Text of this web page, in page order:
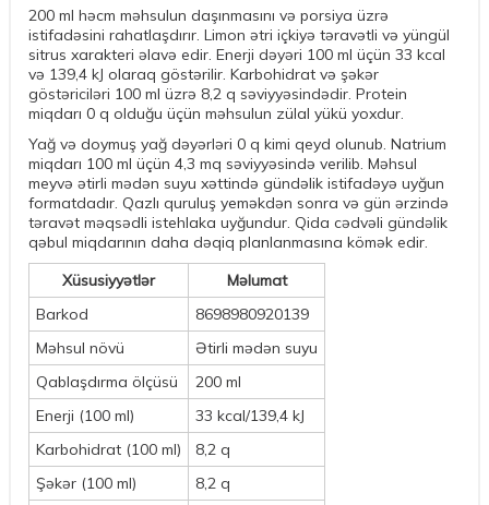
200 ml həcm məhsulun daşınmasını və porsiya üzrə
istifadəsini rahatlaşdırır. Limon ətri içkiyə təravətli və yüngül
sitrus xarakteri əlavə edir. Enerji dəyəri 100 ml üçün 33 kcal
və 139,4 kJ olaraq göstərilir. Karbohidrat və şəkər
göstəriciləri 100 ml üzrə 8,2 q səviyyəsindədir. Protein
miqdarı 0 q olduğu üçün məhsulun zülal yükü yoxdur.
Yağ və doymuş yağ dəyərləri 0 q kimi qeyd olunub. Natrium
miqdarı 100 ml üçün 4,3 mq səviyyəsində verilib. Məhsul
meyvə ətirli mədən suyu xəttində gündəlik istifadəyə uyğun
formatdadır. Qazlı quruluş yeməkdən sonra və gün ərzində
təravət məqsədli istehlaka uyğundur. Qida cədvəli gündəlik
qəbul miqdarının daha dəqiq planlanmasına kömək edir.
Xüsusiyyətlər
Məlumat
Barkod
8698980920139
Məhsul növü
Ətirli mədən suyu
Qablaşdırma ölçüsü
200 ml
Enerji (100 ml)
33 kcal/139,4 kJ
Karbohidrat (100 ml)
8,2 q
Şəkər (100 ml)
8,2 q